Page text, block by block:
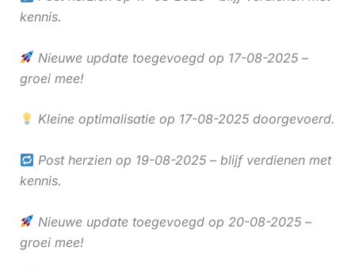
kennis.
Nieuwe update toegevoegd op 17-08-2025 –
groei mee!
Kleine optimalisatie op 17-08-2025 doorgevoerd.
Post herzien op 19-08-2025 – blijf verdienen met
kennis.
Nieuwe update toegevoegd op 20-08-2025 –
groei mee!